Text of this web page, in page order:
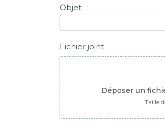
Objet
Fichier joint
Déposer un
Taille